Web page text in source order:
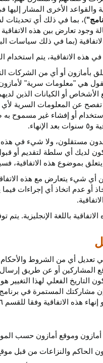
والقواعد الأخرى المشار
)، بما في ذلك أي تحديثات
وجود تعارض بين هذه
(بما في ذلك سياسات
هذه الاتفاقية، يتم
بأمازون أو أي من الشركات
هي "معلومات سرية" لأمازون
أو الكيانات الذين
تفصح عن المعلومات السرية
أو إفشاء غير مسموح به
مستقلون، ولا شيء في هذه
يكون لديك أي سلطة لتقديم أو
يتعلق بموضوع هذه
الاتفاقية،
أي شيء يتعارض مع هذه
أو عدم اتخاذ أي إجراءات
الاتفاقية باللغة الإنجليزية. يتم
تعديل أي من الشروط والأحكام
أو عن طريق إرسال
التاريخ الفعلي لهذا التغيير هو
مشاركتك المستمرة في
هذه الاتفاقية وفقا للقسم ٦.
أمازون وموقع أمازون حسب
الحاكم والنزاعات من قبل